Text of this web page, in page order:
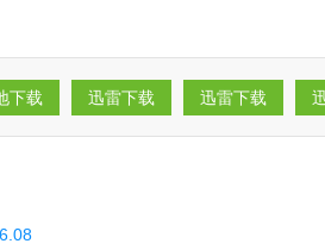
下载 迅雷下载 迅雷下载